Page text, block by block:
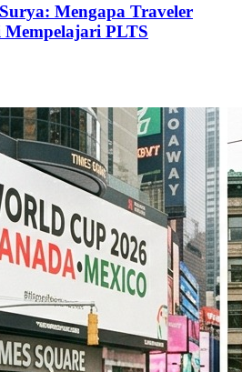
Mengapa Traveler
PLTS